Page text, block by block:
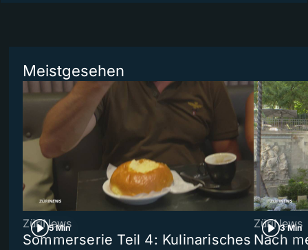
Meistgesehen
5 Min
ZüriNews
Sommerserie Teil 4: Kulinarisches
3 Min
ZüriNews
Nach